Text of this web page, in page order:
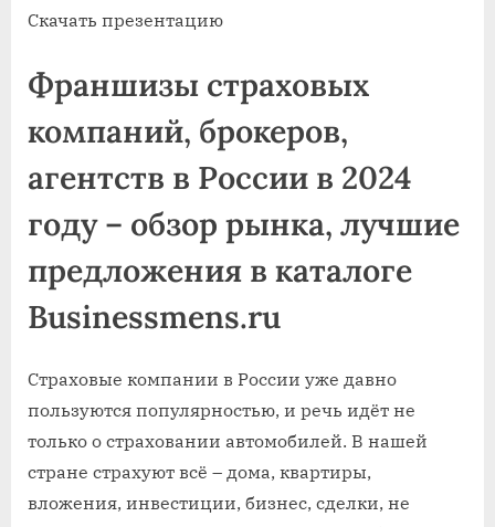
Скачать презентацию
Франшизы страховых
компаний, брокеров,
агентств в России в 2024
году – обзор рынка, лучшие
предложения в каталоге
Businessmens.ru
Страховые компании в России уже давно
пользуются популярностью, и речь идёт не
только о страховании автомобилей. В нашей
стране страхуют всё – дома, квартиры,
вложения, инвестиции, бизнес, сделки, не